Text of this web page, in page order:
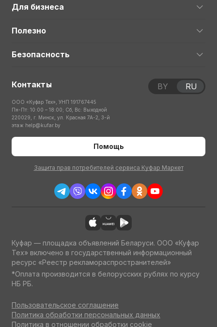
Для бизнеса
Полезно
Безопасность
Контакты
ООО «Куфар Тех», УНП 191767445
Пн-Пт: 10:00 – 18:00; Сб, Вс: Выходной
220029, г. Минск, ул. Красная 7А-2, 3-й
этаж help@kufar.by
Помощь
Защита прав потребителей сервиса Куфар Маркет
BY RU
Куфар — площадка объявлений Беларуси. ООО «Куфар
Тех» включено в государственный информационный
ресурс «Реестр рекламораспространителей»
*Оплата производится в белорусских рублях по курсу
НБ РБ.
Пользовательское соглашение
Политика обработки персональных данных
Политика в отношении обработки cookie